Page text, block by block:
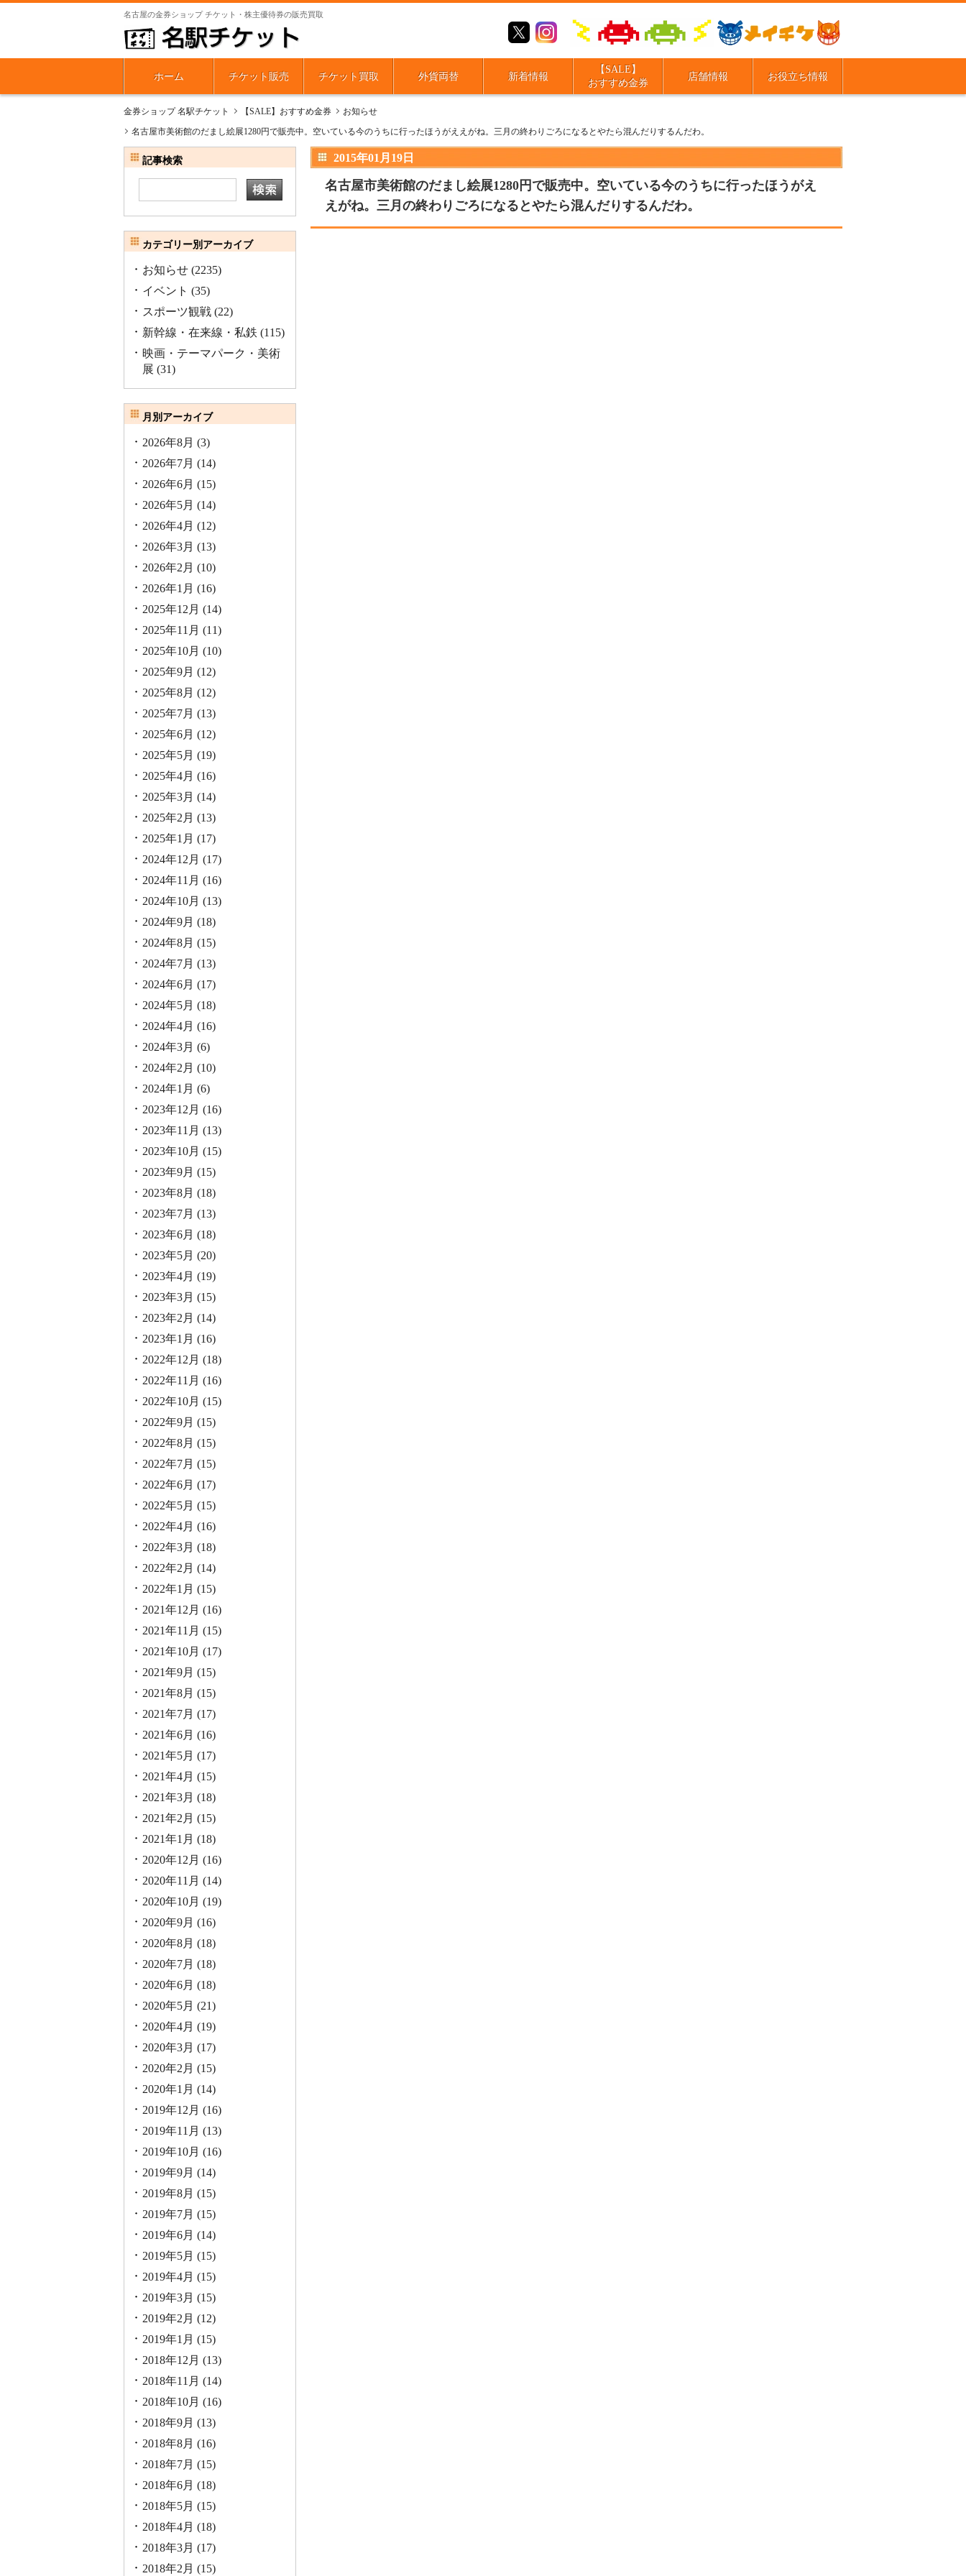
名古屋の金券ショップ チケット・株主優待券の販売買取
ホーム チケット販売 チケット買取 外貨両替 新着情報
【SALE】
おすすめ金券
店舗情報 お役立ち情報
金券ショップ 名駅チケット 【SALE】おすすめ金券
お知らせ
名古屋市美術館のだまし絵展1280円で販売中。空いている今のうちに行ったほうがええがね。三月の終わりごろになるとやたら混んだりするんだわ。
2015年01月19日
名古屋市美術館のだまし絵展1280円で販売中。空いている今のうちに行ったほうがえ
えがね。三月の終わりごろになるとやたら混んだりするんだわ。
記事検索
カテゴリー別アーカイブ
お知らせ (2235)
イベント (35)
スポーツ観戦 (22)
新幹線・在来線・私鉄 (115)
映画・テーマパーク・美術
展 (31)
月別アーカイブ
2026年8月 (3)
2026年7月 (14)
2026年6月 (15)
2026年5月 (14)
2026年4月 (12)
2026年3月 (13)
2026年2月 (10)
2026年1月 (16)
2025年12月 (14)
2025年11月 (11)
2025年10月 (10)
2025年9月 (12)
2025年8月 (12)
2025年7月 (13)
2025年6月 (12)
2025年5月 (19)
2025年4月 (16)
2025年3月 (14)
2025年2月 (13)
2025年1月 (17)
2024年12月 (17)
2024年11月 (16)
2024年10月 (13)
2024年9月 (18)
2024年8月 (15)
2024年7月 (13)
2024年6月 (17)
2024年5月 (18)
2024年4月 (16)
2024年3月 (6)
2024年2月 (10)
2024年1月 (6)
2023年12月 (16)
2023年11月 (13)
2023年10月 (15)
2023年9月 (15)
2023年8月 (18)
2023年7月 (13)
2023年6月 (18)
2023年5月 (20)
2023年4月 (19)
2023年3月 (15)
2023年2月 (14)
2023年1月 (16)
2022年12月 (18)
2022年11月 (16)
2022年10月 (15)
2022年9月 (15)
2022年8月 (15)
2022年7月 (15)
2022年6月 (17)
2022年5月 (15)
2022年4月 (16)
2022年3月 (18)
2022年2月 (14)
2022年1月 (15)
2021年12月 (16)
2021年11月 (15)
2021年10月 (17)
2021年9月 (15)
2021年8月 (15)
2021年7月 (17)
2021年6月 (16)
2021年5月 (17)
2021年4月 (15)
2021年3月 (18)
2021年2月 (15)
2021年1月 (18)
2020年12月 (16)
2020年11月 (14)
2020年10月 (19)
2020年9月 (16)
2020年8月 (18)
2020年7月 (18)
2020年6月 (18)
2020年5月 (21)
2020年4月 (19)
2020年3月 (17)
2020年2月 (15)
2020年1月 (14)
2019年12月 (16)
2019年11月 (13)
2019年10月 (16)
2019年9月 (14)
2019年8月 (15)
2019年7月 (15)
2019年6月 (14)
2019年5月 (15)
2019年4月 (15)
2019年3月 (15)
2019年2月 (12)
2019年1月 (15)
2018年12月 (13)
2018年11月 (14)
2018年10月 (16)
2018年9月 (13)
2018年8月 (16)
2018年7月 (15)
2018年6月 (18)
2018年5月 (15)
2018年4月 (18)
2018年3月 (17)
2018年2月 (15)